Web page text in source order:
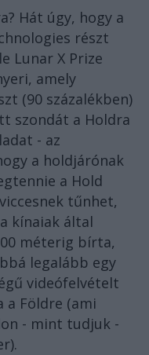
Hát úgy, hogy a
részt
Lunar X Prize
amely
(90 százalékben)
szondát a Holdra
- az
a holdjárónak
a Hold
tűnhet,
kínaiak által
méterig bírta,
legalább egy
videófelvételt
a Földre (ami
- mint tudjuk -